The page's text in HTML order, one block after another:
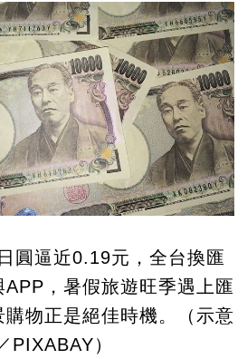
圓逼近0.19元，全台換匯
，暑假旅遊旺季遇上匯
物正是絕佳時機。（示意
PIXABAY）